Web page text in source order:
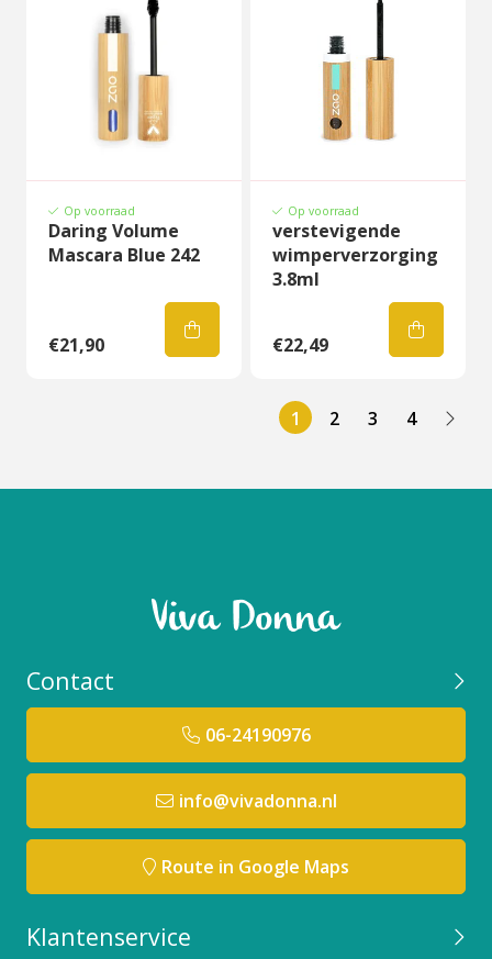
Op voorraad
Daring Volume
Mascara Blue 242
€21,90
Op voorraad
verstevigende
wimperverzorging
3.8ml
€22,49
1 2 3 4
Contact
06-24190976
info@vivadonna.nl
Route in Google Maps
Klantenservice